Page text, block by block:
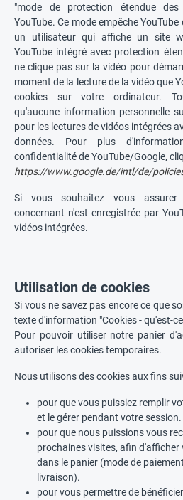
"mode de protection étendue
YouTube. Ce mode empêche
un utilisateur qui affiche un site
YouTube intégré avec protection
ne clique pas sur la vidéo pour
moment de la lecture de la vidéo que
cookies sur votre ordinateur.
qu'aucune information personnelle
pour les lectures de vidéos intégrées
données. Pour plus
confidentialité de YouTube/Google,
https://www.google.de/intl/de/
Si vous souhaitez vous assurer
concernant n'est enregistrée par
vidéos intégrées.
Utilisation de cookies
Si vous ne savez pas encore ce que
texte d'information "Cookies - qu'est-
Pour pouvoir utiliser notre panier
autoriser les cookies temporaires.
Nous utilisons des cookies aux fins
pour que vous puissiez remplir
et le gérer pendant votre session.
pour que nous puissions vous
prochaines visites, afin
dans le panier (mode de
livraison).
pour vous permettre de